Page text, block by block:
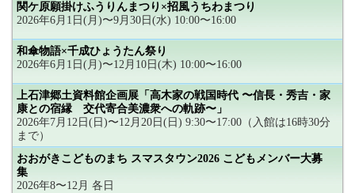
関ケ原願掛けふうりんまつり×招風うちわまつり
2026年6月1日(月)〜9月30日(水) 10:00〜16:00
和傘物語×千成ひょうたん祭り
2026年6月1日(月)〜12月10日(木) 10:00〜16:00
上石津郷土資料館企画展「高木家の戦国時代 〜信長・秀吉・家
康との宿縁 交代寄合美濃衆への軌跡〜」
2026年7月12日(日)〜12月20日(日) 9:30〜17:00（入館は16時30分
まで）
おおがきこどものまち スマスタウン2026 こどもメンバー大募
集
2026年8〜12月 各日